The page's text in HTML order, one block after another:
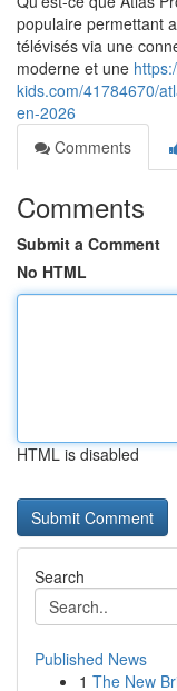
populaire permettant
télévisés via une
moderne et une
kids.com/41784670/
en-2026
Comments
Comments
Submit a Comment
No HTML
HTML is disabled
Search
Published News
1 The New